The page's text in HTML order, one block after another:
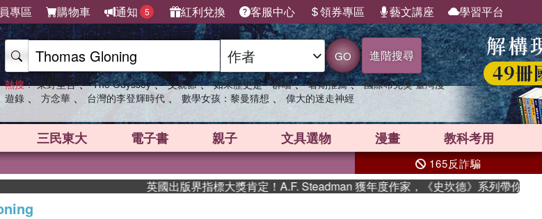
專區 購物車 通知 5 紅利兌換 客服中心 領券專區 藝文講座 學習平台
GO 進階搜尋
熱搜： 東野圭吾 、 The Odyssey 、 父親節 、 如果歷史是一群喵 、 暑期推薦 、 國際布克獎 臺灣漫
遊錄 、 方念華 、 台灣的李登輝時代 、 數學女孩：黎曼猜想 、 偉大的迷走神經
三民東大 電子書 親子 文具選物 漫畫 教科考用
165反詐騙
英國出版界指標大獎肯定！A.F. Steadman 獲年度作家，《史坎德》系列帶你踏上熱